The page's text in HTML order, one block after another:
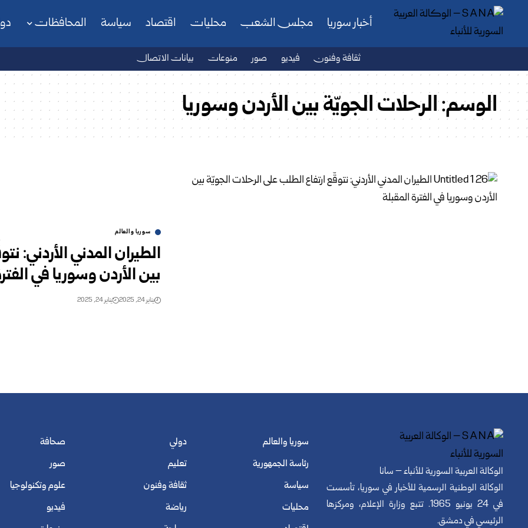
أخبار سوريا مجلس الشعب محليات اقتصاد سياسة المحافظات
ثقافة وفنون فيديو صور منوعات بيانات الاتصال
الوسم:الرحلات الجويّة بين الأردن وسوريا
سوريا والعالم
الطيران المدني الأردني:
بين الأردن وسوريا في
يناير 24, 2025 يناير 24, 2025
الوكالة العربية السورية للأنباء – سانا
الوكالة الوطنية الرسمية للأخبار في سوريا، تأسست
في 24 يونيو 1965. تتبع وزارة الإعلام، ومركزها
الرئيسي في دمشق.
سوريا والعالم
رئاسة الجمهورية
سياسة
محليات
دولي
تعليم
ثقافة وفنون
رياضة
صحافة
صور
علوم وتكنولوجيا
فيديو